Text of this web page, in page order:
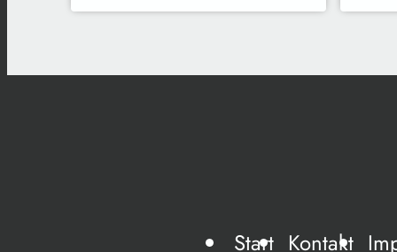
Start Kontakt